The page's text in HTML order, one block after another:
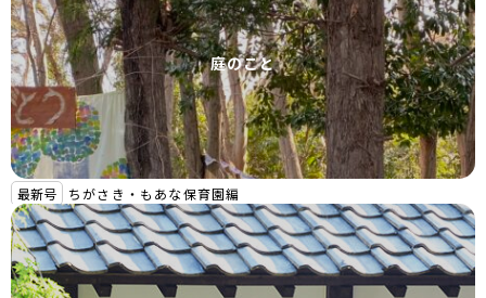
庭のこと
最新号 ちがさき・もあな保育園編